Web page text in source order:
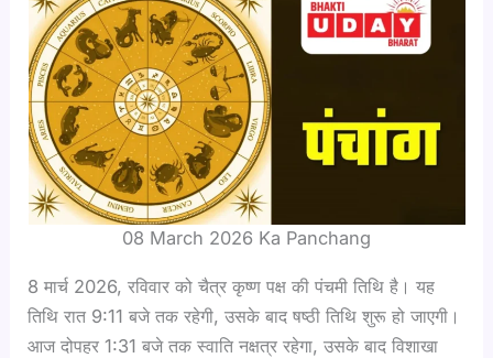
08 March 2026 Ka Panchang
8 मार्च 2026, रविवार को चैत्र कृष्ण पक्ष की पंचमी तिथि है। यह
तिथि रात 9:11 बजे तक रहेगी, उसके बाद षष्ठी तिथि शुरू हो जाएगी।
आज दोपहर 1:31 बजे तक स्वाति नक्षत्र रहेगा, उसके बाद विशाखा